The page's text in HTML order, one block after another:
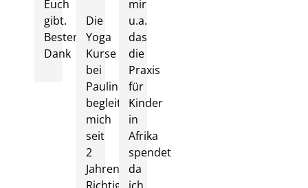
Euch
gibt.
Besten
Dank
Die
Yoga
Kurse
bei
Pauline
begleiten
mich
seit
2
Jahren.
mir
u.a.
das
die
Praxis
für
Kinder
in
Afrika
spendet
da